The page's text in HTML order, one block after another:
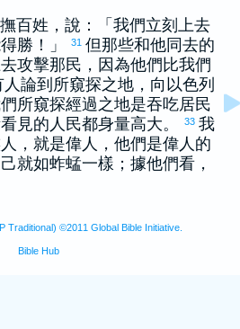
百姓，說：「我們立刻上去
勝！」
31 但那些和他同去的
攻擊那民，因為他們比我們
論到所窺探之地，向 以色列
所窺探經過之地是吞吃居民
見的人民都身量高大。
33 我
，就是偉人，他們是偉人的
就如蚱蜢一樣；據他們看，
Traditional) ©2011 Global Bible Initiative.
Bible Hub